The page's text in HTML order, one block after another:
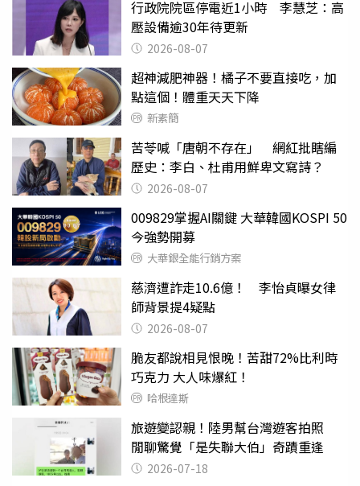
行政院院區停電近1小時 李慧芝：高
壓設備逾30年待更新
2026-08-07
超神減肥神器！橘子不要直接吃，加
點這個！體重天天下降
新素簡
苦苓喊「唐朝不存在」 網紅批瞎編
歷史：李白、杜甫用鮮卑文寫詩？
2026-08-07
009829掌握AI關鍵 大華韓國KOSPI 50
今強勢開募
大華銀全能行銷方案
慈濟遭詐走10.6億！ 李怡貞曝女律
師背景提4疑點
2026-08-07
脆友都說相見恨晚！苦甜72%比利時
巧克力 大人味爆紅！
哈根達斯
旅遊變認親！陸男幫台灣遊客拍照
閒聊驚覺「是失聯大伯」奇蹟重逢
2026-07-18